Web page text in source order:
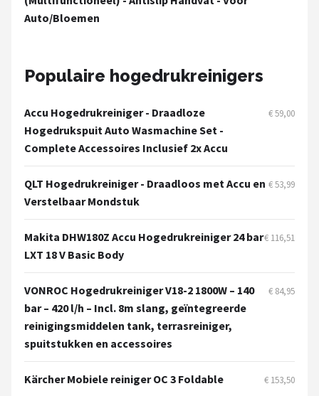
Auto/Bloemen
Populaire hogedrukreinigers
Accu Hogedrukreiniger - Draadloze
Hogedrukspuit Auto Wasmachine Set -
Complete Accessoires Inclusief 2x Accu
€ 59,00
QLT Hogedrukreiniger - Draadloos met Accu en
Verstelbaar Mondstuk
€ 53,99
Makita DHW180Z Accu Hogedrukreiniger 24 bar
LXT 18 V Basic Body
€ 116,51
VONROC Hogedrukreiniger V18-2 1800W – 140
bar – 420 l/h – Incl. 8m slang, geïntegreerde
reinigingsmiddelen tank, terrasreiniger,
spuitstukken en accessoires
€ 84,95
Kärcher Mobiele reiniger OC 3 Foldable € 153,50